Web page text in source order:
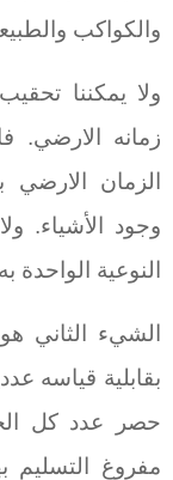
والكواكب
ولا يمكننا
زمانه الارضي.
الزمان الارضي
وجود الأشياء.
النوعية الواحدة
الشيء الثاني
بقابلية قياسه
حصر عدد كل
مفروغ التسليم